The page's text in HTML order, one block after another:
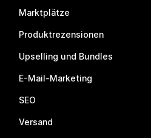
Marktplätze
Produktrezensionen
Upselling und Bundles
E-Mail-Marketing
SEO
Versand